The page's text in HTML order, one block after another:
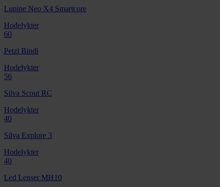
Lupine Neo X4 Smartcore
Hodelykter
60
Petzl Bindi
Hodelykter
56
Silva Scout RC
Hodelykter
40
Silva Explore 3
Hodelykter
40
Led Lenser MH10